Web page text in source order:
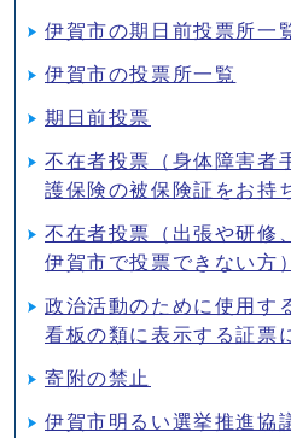
伊賀市の期日前投票所一
伊賀市の投票所一覧
期日前投票
不在者投票（身体障害者
護保険の被保険証をお持
不在者投票（出張や研修
伊賀市で投票できない方）
政治活動のために使用す
看板の類に表示する証票
寄附の禁止
伊賀市明るい選挙推進協